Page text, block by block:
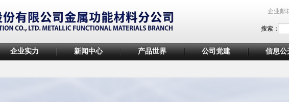
企业邮
搜索：
企业实力 新闻中心 产品世界 公司党建 信息公